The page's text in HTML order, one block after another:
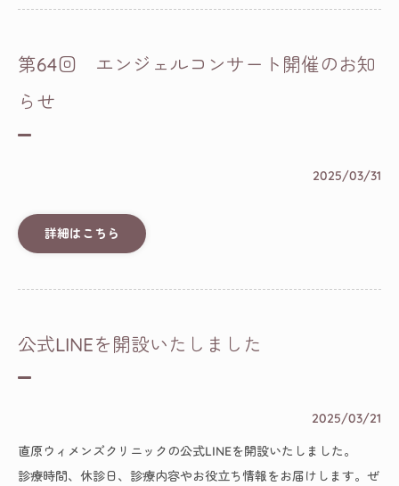
第64回 エンジェルコンサート開催のお知
らせ
2025/03/31
詳細はこちら
公式LINEを開設いたしました
2025/03/21
直原ウィメンズクリニックの公式LINEを開設いたしました。
診療時間、休診日、診療内容やお役立ち情報をお届けします。ぜ